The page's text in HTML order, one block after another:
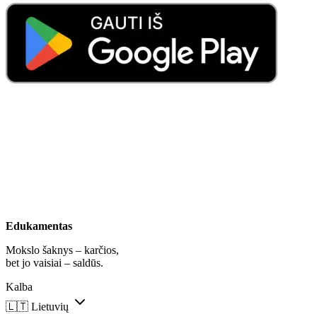
Edukamentas
Mokslo šaknys – karčios,
bet jo vaisiai – saldūs.
Kalba
🇱🇹 Lietuvių